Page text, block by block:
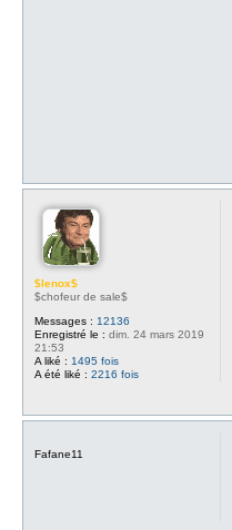
$lenox$
$chofeur de sale$
Messages : 12136
Enregistré le : dim. 24 mars 2019
21:53
A liké : 1495 fois
A été liké : 2216 fois
Fafane11